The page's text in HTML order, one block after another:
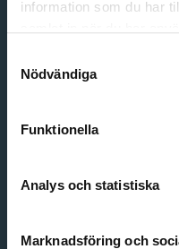
information som du har
Nödvändiga
Funktionella
Analys och statistiska
Marknadsföring och
Email address